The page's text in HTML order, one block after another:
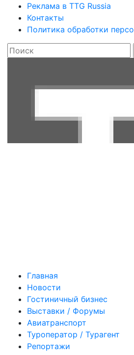
Реклама в TTG Russia
Контакты
Политика обработки
Главная
Новости
Гостиничный бизнес
Выставки / Форумы
Авиатранспорт
Туроператор / Турагент
Репортажи